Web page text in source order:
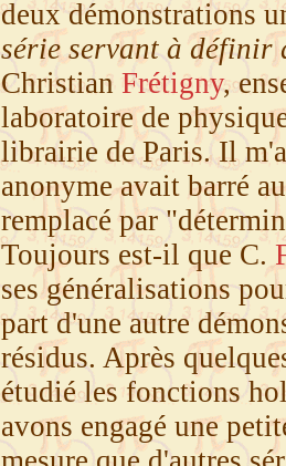
deux démonstrations
série servant à définir
Christian Frétigny,
laboratoire de
librairie de Paris. Il
anonyme avait barré
remplacé par
Toujours est-il que C.
ses généralisations
part d'une autre
résidus. Après
étudié les fonctions
avons engagé une